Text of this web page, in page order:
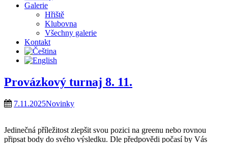
Galerie
Hřiště
Klubovna
Všechny galerie
Kontakt
Provázkový turnaj 8. 11.
7.11.2025Novinky
Jedinečná příležitost zlepšit svou pozici na greenu nebo rovnou
připsat body do svého výsledku. Dle předpovědi počasí by Vás